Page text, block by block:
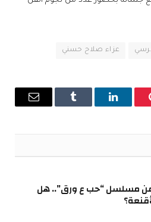
عزاء صلاح حسني
لينكدإن Tumblr
البريد
تسريبات الحلقة 34 من مسلسل “حب ع ورق”.. هل